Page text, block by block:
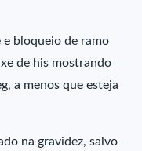
e bloqueio de ramo
de his mostrando
a menos que esteja
na gravidez, salvo